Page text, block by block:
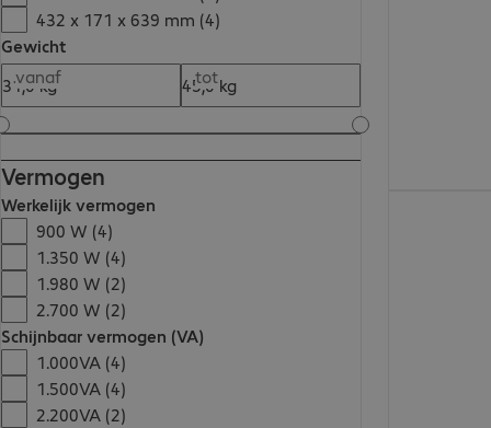
432 x 171 x 639 mm (4)
Gewicht
vanaf
tot
Vermogen
Werkelijk vermogen
900 W (4)
1.350 W (4)
1.980 W (2)
2.700 W (2)
Schijnbaar vermogen (VA)
1.000VA (4)
1.500VA (4)
2.200VA (2)